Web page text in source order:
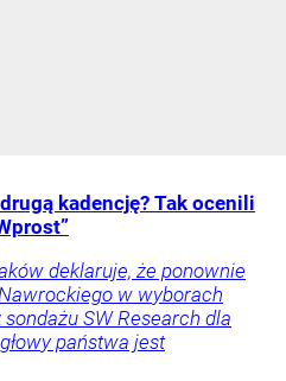
kadencję? Tak ocenili
deklaruje, że ponownie
w wyborach
SW Research dla
państwa jest